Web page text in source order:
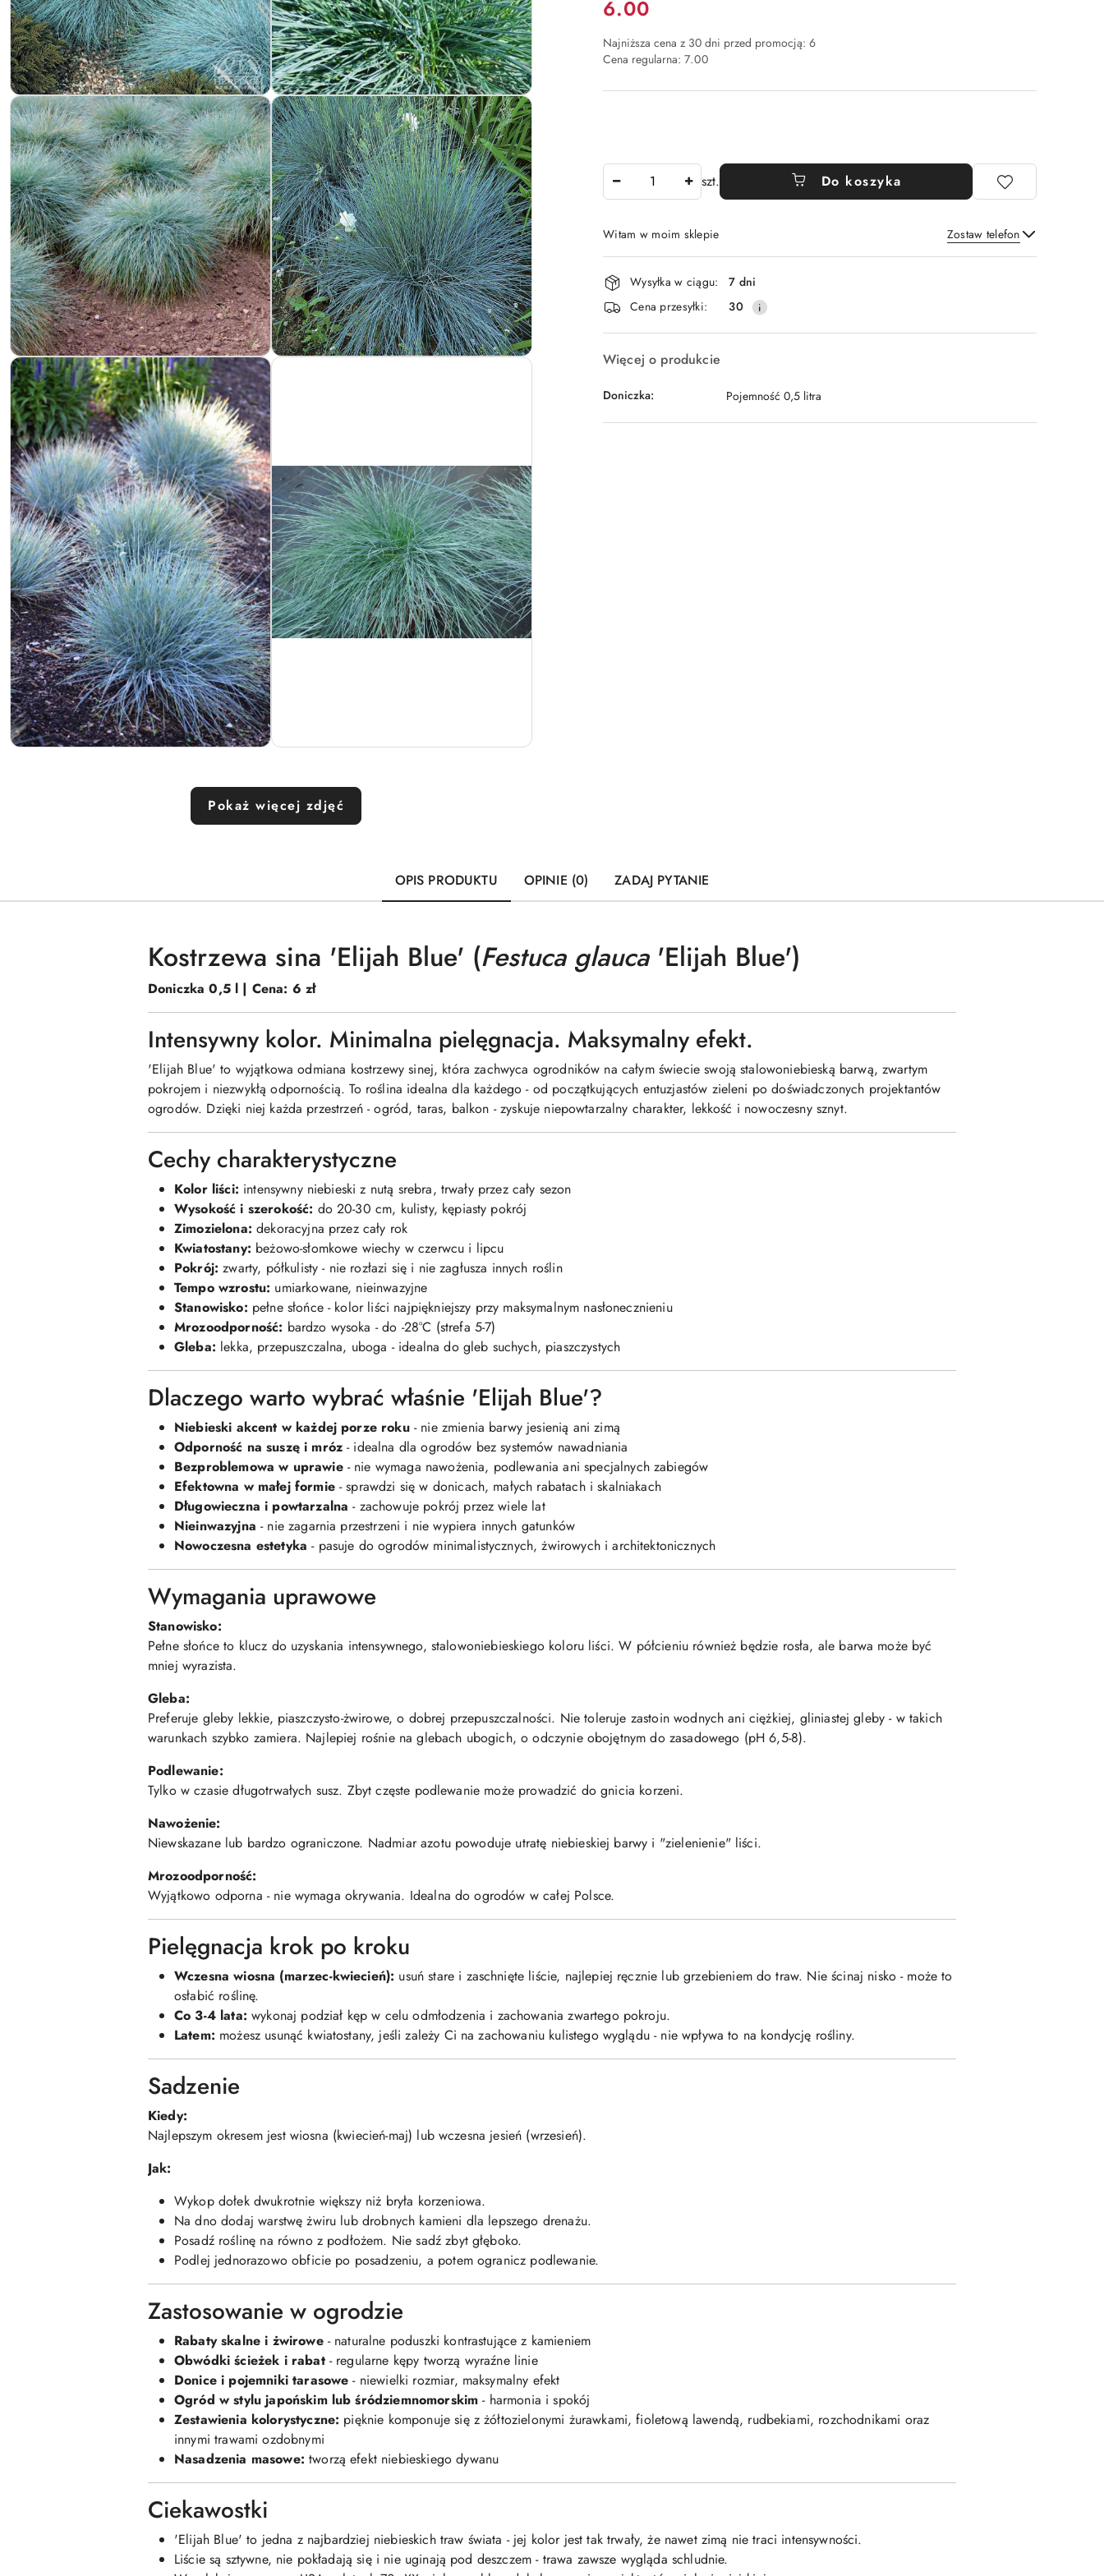
Pokaż więcej zdjęć
Cena:
6.00
Najniższa cena z 30 dni przed promocją: 6
Cena regularna: 7.00
szt. Do koszyka
Witam w moim sklepie Zostaw telefon
Wyślij
Dostępność
i
dostawa
Wysyłka w ciągu:
7 dni
Cena przesyłki:
30
Więcej o produkcie
Doniczka: Pojemność 0,5 litra
OPIS PRODUKTU OPINIE (0) ZADAJ PYTANIE
Kostrzewa sina 'Elijah Blue' (Festuca glauca'Elijah Blue')
Doniczka 0,5 l | Cena: 6 zł
Intensywny kolor. Minimalna pielęgnacja. Maksymalny efekt.
'Elijah Blue' to wyjątkowa odmiana kostrzewy sinej, która zachwyca ogrodników na całym świecie swoją stalowoniebieską barwą, zwartym
pokrojem i niezwykłą odpornością. To roślina idealna dla każdego - od początkujących entuzjastów zieleni po doświadczonych projektantów
ogrodów. Dzięki niej każda przestrzeń - ogród, taras, balkon - zyskuje niepowtarzalny charakter, lekkość i nowoczesny sznyt.
Cechy charakterystyczne
Kolor liści: intensywny niebieski z nutą srebra, trwały przez cały sezon
Wysokość i szerokość: do 20-30 cm, kulisty, kępiasty pokrój
Zimozielona: dekoracyjna przez cały rok
Kwiatostany: beżowo-słomkowe wiechy w czerwcu i lipcu
Pokrój: zwarty, półkulisty - nie rozłazi się i nie zagłusza innych roślin
Tempo wzrostu: umiarkowane, nieinwazyjne
Stanowisko: pełne słońce - kolor liści najpiękniejszy przy maksymalnym nasłonecznieniu
Mrozoodporność: bardzo wysoka - do -28°C (strefa 5-7)
Gleba: lekka, przepuszczalna, uboga - idealna do gleb suchych, piaszczystych
Dlaczego warto wybrać właśnie 'Elijah Blue'?
Niebieski akcent w każdej porze roku- nie zmienia barwy jesienią ani zimą
Odporność na suszę i mróz - idealna dla ogrodów bez systemów nawadniania
Bezproblemowa w uprawie- nie wymaga nawożenia, podlewania ani specjalnych zabiegów
Efektowna w małej formie- sprawdzi się w donicach, małych rabatach i skalniakach
Długowieczna i powtarzalna - zachowuje pokrój przez wiele lat
Nieinwazyjna - nie zagarnia przestrzeni i nie wypiera innych gatunków
Nowoczesna estetyka - pasuje do ogrodów minimalistycznych, żwirowych i architektonicznych
Wymagania uprawowe
Stanowisko:
Pełne słońce to klucz do uzyskania intensywnego, stalowoniebieskiego koloru liści. W półcieniu również będzie rosła, ale barwa może być
mniej wyrazista.
Gleba:
Preferuje gleby lekkie, piaszczysto-żwirowe, o dobrej przepuszczalności. Nie toleruje zastoin wodnych ani ciężkiej, gliniastej gleby - w takich
warunkach szybko zamiera. Najlepiej rośnie na glebach ubogich, o odczynie obojętnym do zasadowego (pH 6,5-8).
Podlewanie:
Tylko w czasie długotrwałych susz. Zbyt częste podlewanie może prowadzić do gnicia korzeni.
Nawożenie:
Niewskazane lub bardzo ograniczone. Nadmiar azotu powoduje utratę niebieskiej barwy i "zielenienie" liści.
Mrozoodporność:
Wyjątkowo odporna - nie wymaga okrywania. Idealna do ogrodów w całej Polsce.
Pielęgnacja krok po kroku
Wczesna wiosna (marzec-kwiecień): usuń stare i zaschnięte liście, najlepiej ręcznie lub grzebieniem do traw. Nie ścinaj nisko - może to
osłabić roślinę.
Co 3-4 lata: wykonaj podział kęp w celu odmłodzenia i zachowania zwartego pokroju.
Latem: możesz usunąć kwiatostany, jeśli zależy Ci na zachowaniu kulistego wyglądu - nie wpływa to na kondycję rośliny.
Sadzenie
Kiedy:
Najlepszym okresem jest wiosna (kwiecień-maj) lub wczesna jesień (wrzesień).
Jak:
Wykop dołek dwukrotnie większy niż bryła korzeniowa.
Na dno dodaj warstwę żwiru lub drobnych kamieni dla lepszego drenażu.
Posadź roślinę na równo z podłożem. Nie sadź zbyt głęboko.
Podlej jednorazowo obficie po posadzeniu, a potem ogranicz podlewanie.
Zastosowanie w ogrodzie
Rabaty skalne i żwirowe- naturalne poduszki kontrastujące z kamieniem
Obwódki ścieżek i rabat- regularne kępy tworzą wyraźne linie
Donice i pojemniki tarasowe - niewielki rozmiar, maksymalny efekt
Ogród w stylu japońskim lub śródziemnomorskim - harmonia i spokój
Zestawienia kolorystyczne: pięknie komponuje się z żółtozielonymi żurawkami, fioletową lawendą, rudbekiami, rozchodnikami oraz
innymi trawami ozdobnymi
Nasadzenia masowe: tworzą efekt niebieskiego dywanu
Ciekawostki
'Elijah Blue' to jedna z najbardziej niebieskich traw świata - jej kolor jest tak trwały, że nawet zimą nie traci intensywności.
Liście są sztywne, nie pokładają się i nie uginają pod deszczem - trawa zawsze wygląda schludnie.